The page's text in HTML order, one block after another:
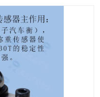
废纸打包机
食品烘干机
全自动输送机